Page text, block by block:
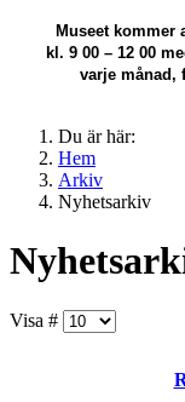
Museet kommer
kl. 9 00 – 12 00
varje månad,
Du är här:
Hem
Arkiv
Nyhetsarkiv
Visa #